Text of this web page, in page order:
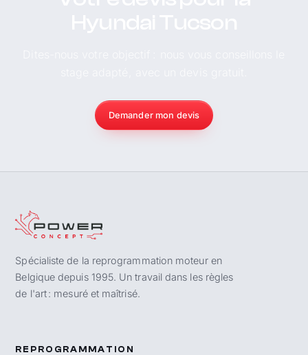
Demander mon devis
Spécialiste de la reprogrammation moteur en
Belgique depuis 1995. Un travail dans les règles
de l'art : mesuré et maîtrisé.
REPROGRAMMATION